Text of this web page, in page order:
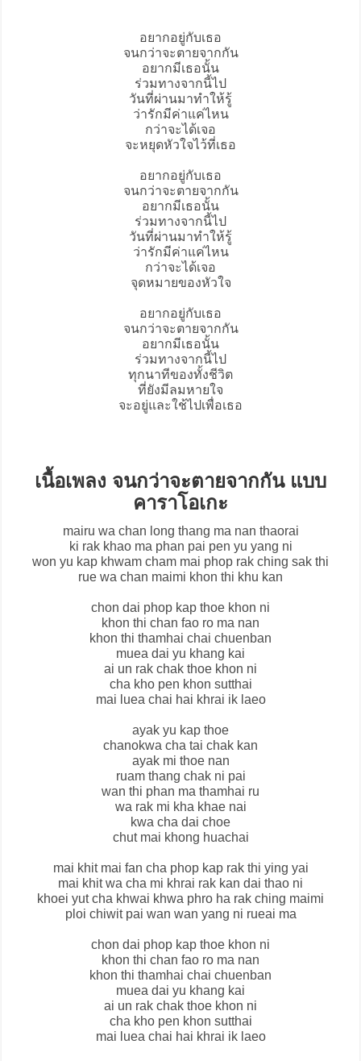
อยากอยู่กับเธอ
จนกว่าจะตายจากกัน
อยากมีเธอนั้น
ร่วมทางจากนี้ไป
วันที่ผ่านมาทำให้รู้
ว่ารักมีค่าแค่ไหน
กว่าจะได้เจอ
จะหยุดหัวใจไว้ที่เธอ
อยากอยู่กับเธอ
จนกว่าจะตายจากกัน
อยากมีเธอนั้น
ร่วมทางจากนี้ไป
วันที่ผ่านมาทำให้รู้
ว่ารักมีค่าแค่ไหน
กว่าจะได้เจอ
จุดหมายของหัวใจ
อยากอยู่กับเธอ
จนกว่าจะตายจากกัน
อยากมีเธอนั้น
ร่วมทางจากนี้ไป
ทุกนาทีของทั้งชีวิต
ที่ยังมีลมหายใจ
จะอยู่และใช้ไปเพื่อเธอ
เนื้อเพลง จนกว่าจะตายจากกัน แบบ
คาราโอเกะ
mairu wa chan long thang ma nan thaorai
ki rak khao ma phan pai pen yu yang ni
won yu kap khwam cham mai phop rak ching sak thi
rue wa chan maimi khon thi khu kan
chon dai phop kap thoe khon ni
khon thi chan fao ro ma nan
khon thi thamhai chai chuenban
muea dai yu khang kai
ai un rak chak thoe khon ni
cha kho pen khon sutthai
mai luea chai hai khrai ik laeo
ayak yu kap thoe
chanokwa cha tai chak kan
ayak mi thoe nan
ruam thang chak ni pai
wan thi phan ma thamhai ru
wa rak mi kha khae nai
kwa cha dai choe
chut mai khong huachai
mai khit mai fan cha phop kap rak thi ying yai
mai khit wa cha mi khrai rak kan dai thao ni
khoei yut cha khwai khwa phro ha rak ching maimi
ploi chiwit pai wan wan yang ni rueai ma
chon dai phop kap thoe khon ni
khon thi chan fao ro ma nan
khon thi thamhai chai chuenban
muea dai yu khang kai
ai un rak chak thoe khon ni
cha kho pen khon sutthai
mai luea chai hai khrai ik laeo